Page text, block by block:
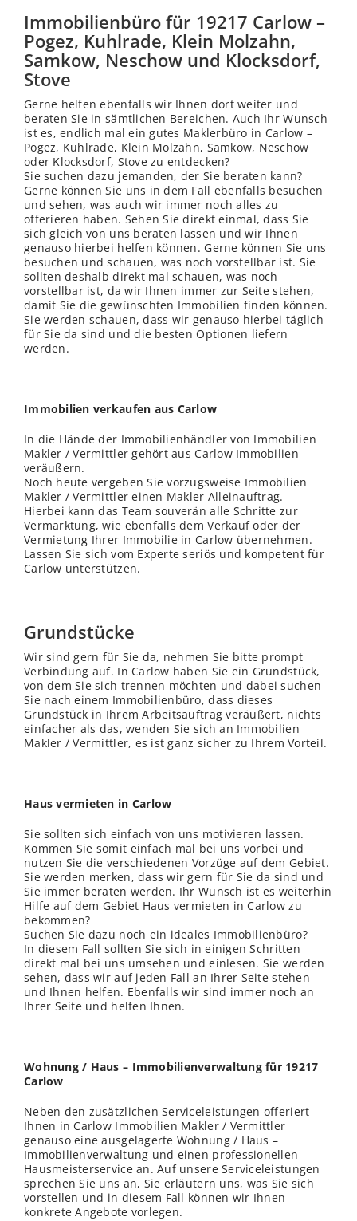
Immobilienbüro für 19217 Carlow –
Pogez, Kuhlrade, Klein Molzahn,
Samkow, Neschow und Klocksdorf,
Stove
Gerne helfen ebenfalls wir Ihnen dort weiter und
beraten Sie in sämtlichen Bereichen. Auch Ihr Wunsch
ist es, endlich mal ein gutes Maklerbüro in Carlow –
Pogez, Kuhlrade, Klein Molzahn, Samkow, Neschow
oder Klocksdorf, Stove zu entdecken?
Sie suchen dazu jemanden, der Sie beraten kann?
Gerne können Sie uns in dem Fall ebenfalls besuchen
und sehen, was auch wir immer noch alles zu
offerieren haben. Sehen Sie direkt einmal, dass Sie
sich gleich von uns beraten lassen und wir Ihnen
genauso hierbei helfen können. Gerne können Sie uns
besuchen und schauen, was noch vorstellbar ist. Sie
sollten deshalb direkt mal schauen, was noch
vorstellbar ist, da wir Ihnen immer zur Seite stehen,
damit Sie die gewünschten Immobilien finden können.
Sie werden schauen, dass wir genauso hierbei täglich
für Sie da sind und die besten Optionen liefern
werden.
Immobilien verkaufen aus Carlow
In die Hände der Immobilienhändler von Immobilien
Makler / Vermittler gehört aus Carlow Immobilien
veräußern.
Noch heute vergeben Sie vorzugsweise Immobilien
Makler / Vermittler einen Makler Alleinauftrag.
Hierbei kann das Team souverän alle Schritte zur
Vermarktung, wie ebenfalls dem Verkauf oder der
Vermietung Ihrer Immobilie in Carlow übernehmen.
Lassen Sie sich vom Experte seriös und kompetent für
Carlow unterstützen.
Grundstücke
Wir sind gern für Sie da, nehmen Sie bitte prompt
Verbindung auf. In Carlow haben Sie ein Grundstück,
von dem Sie sich trennen möchten und dabei suchen
Sie nach einem Immobilienbüro, dass dieses
Grundstück in Ihrem Arbeitsauftrag veräußert, nichts
einfacher als das, wenden Sie sich an Immobilien
Makler / Vermittler, es ist ganz sicher zu Ihrem Vorteil.
Haus vermieten in Carlow
Sie sollten sich einfach von uns motivieren lassen.
Kommen Sie somit einfach mal bei uns vorbei und
nutzen Sie die verschiedenen Vorzüge auf dem Gebiet.
Sie werden merken, dass wir gern für Sie da sind und
Sie immer beraten werden. Ihr Wunsch ist es weiterhin
Hilfe auf dem Gebiet Haus vermieten in Carlow zu
bekommen?
Suchen Sie dazu noch ein ideales Immobilienbüro?
In diesem Fall sollten Sie sich in einigen Schritten
direkt mal bei uns umsehen und einlesen. Sie werden
sehen, dass wir auf jeden Fall an Ihrer Seite stehen
und Ihnen helfen. Ebenfalls wir sind immer noch an
Ihrer Seite und helfen Ihnen.
Wohnung / Haus – Immobilienverwaltung für 19217
Carlow
Neben den zusätzlichen Serviceleistungen offeriert
Ihnen in Carlow Immobilien Makler / Vermittler
genauso eine ausgelagerte Wohnung / Haus –
Immobilienverwaltung und einen professionellen
Hausmeisterservice an. Auf unsere Serviceleistungen
sprechen Sie uns an, Sie erläutern uns, was Sie sich
vorstellen und in diesem Fall können wir Ihnen
konkrete Angebote vorlegen.